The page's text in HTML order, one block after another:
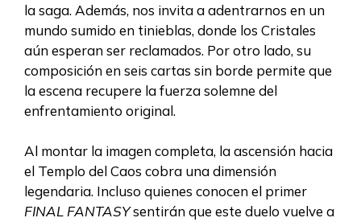
la saga. Además, nos invita a adentrarnos en un
mundo sumido en tinieblas, donde los Cristales
aún esperan ser reclamados. Por otro lado, su
composición en seis cartas sin borde permite que
la escena recupere la fuerza solemne del
enfrentamiento original.
Al montar la imagen completa, la ascensión hacia
el Templo del Caos cobra una dimensión
legendaria. Incluso quienes conocen el primer
FINAL FANTASYsentirán que este duelo vuelve a